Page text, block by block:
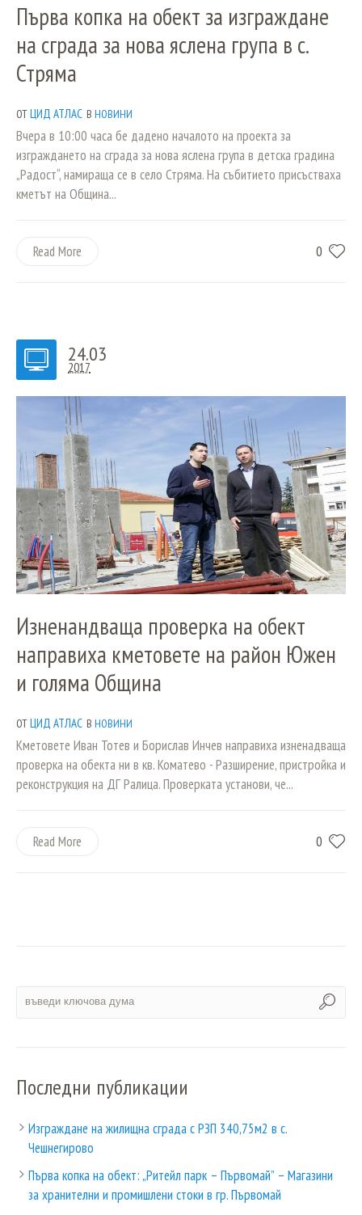
Първа копка на обект за изграждане
на сграда за нова яслена група в с.
Стряма
ОТЦИД АТЛАС В НОВИНИ
Вчера в 10:00 часа бе дадено началото на проекта за
изграждането на сграда за нова яслена група в детска градина
„Радост“, намираща се в село Стряма. На събитието присъстваха
кметът на Община...
0
Read More
24.03
2017
Изненандваща проверка на обект
направиха кметовете на район Южен
и голяма Община
ОТЦИД АТЛАС В НОВИНИ
Кметовете Иван Тотев и Борислав Инчев направиха изненадваща
проверка на обекта ни в кв. Коматево - Разширение, пристройка и
реконструкция на ДГ Ралица. Проверката установи, че...
0
Read More
Последни публикации
Изграждане на жилищна сграда с РЗП 340,75м2 в с.
Чешнегирово
Първа копка на обект: „Ритейл парк – Първомай” – Магазини
за хранителни и промишлени стоки в гр. Първомай